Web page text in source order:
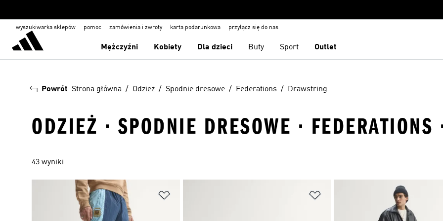
wyszukiwarka sklepów pomoc zamówienia i zwroty karta podarunkowa przyłącz się do nas
Mężczyźni Kobiety Dla dzieci Buty Sport Outlet
Powrót Strona główna Odzież Spodnie dresowe Federations Drawstring
ODZIEŻ · SPODNIE DRESOWE · FEDERATIONS
43 wyniki
Dodaj do listy życzeń